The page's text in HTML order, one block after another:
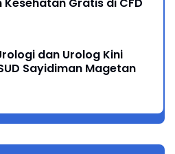
dan Urolog Kini
Sayidiman Magetan